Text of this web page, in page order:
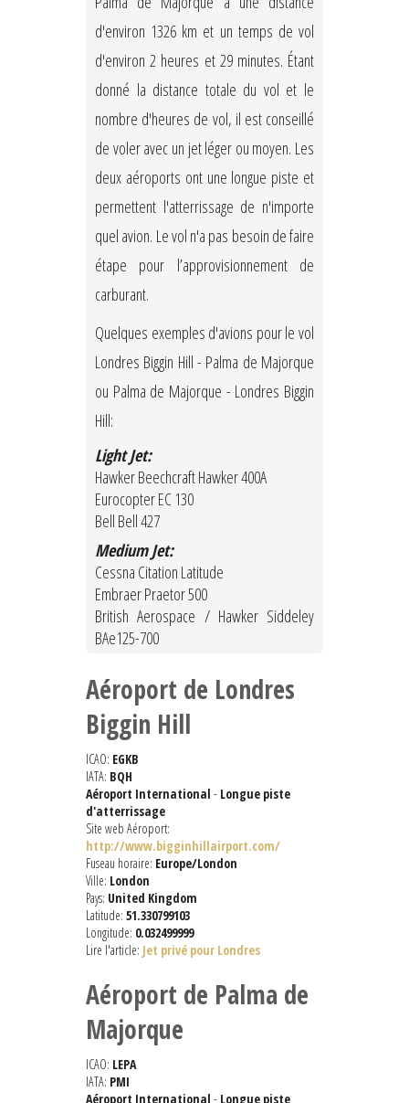
d'environ 1326 km et un temps de vol
d'environ 2 heures et 29 minutes. Étant
donné la distance totale du vol et le
nombre d'heures de vol, il est conseillé
de voler avec un jet léger ou moyen. Les
deux aéroports ont une longue piste et
permettent l'atterrissage de n'importe
quel avion. Le vol n'a pas besoin de faire
étape pour l’approvisionnement de
carburant.
Quelques exemples d'avions pour le vol
Londres Biggin Hill - Palma de Majorque
ou Palma de Majorque - Londres Biggin
Hill:
Light Jet:
Hawker Beechcraft Hawker 400A
Eurocopter EC 130
Bell Bell 427
Medium Jet:
Cessna Citation Latitude
Embraer Praetor 500
British Aerospace / Hawker Siddeley
BAe125-700
Aéroport de Londres
Biggin Hill
ICAO: EGKB
IATA: BQH
Aéroport International - Longue piste
d'atterrissage
Site web Aéroport:
http://www.bigginhillairport.com/
Fuseau horaire: Europe/London
Ville: London
Pays: United Kingdom
Latitude: 51.330799103
Longitude: 0.032499999
Lire l'article: Jet privé pour Londres
Aéroport de Palma de
Majorque
ICAO: LEPA
IATA: PMI
Aéroport International - Longue piste